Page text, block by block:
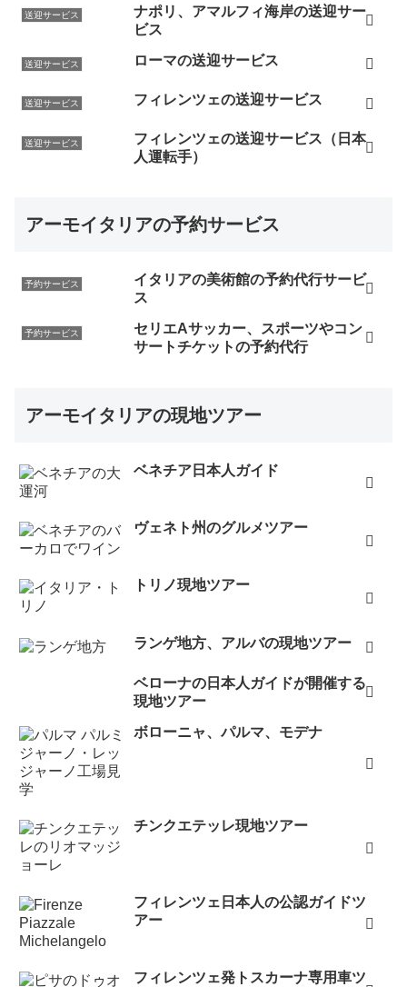
送迎サービス
ナポリ、アマルフィ海岸の送迎サー
ビス
送迎サービス ローマの送迎サービス
送迎サービス フィレンツェの送迎サービス
送迎サービス
フィレンツェの送迎サービス（日本
人運転手）
アーモイタリアの予約サービス
予約サービス
イタリアの美術館の予約代行サービ
ス
予約サービス
セリエAサッカー、スポーツやコン
サートチケットの予約代行
アーモイタリアの現地ツアー
ベネチア日本人ガイド
ヴェネト州のグルメツアー
トリノ現地ツアー
ランゲ地方、アルバの現地ツアー
ベローナの日本人ガイドが開催する
現地ツアー
ボローニャ、パルマ、モデナ
チンクエテッレ現地ツアー
フィレンツェ日本人の公認ガイドツ
アー
フィレンツェ発トスカーナ専用車ツ